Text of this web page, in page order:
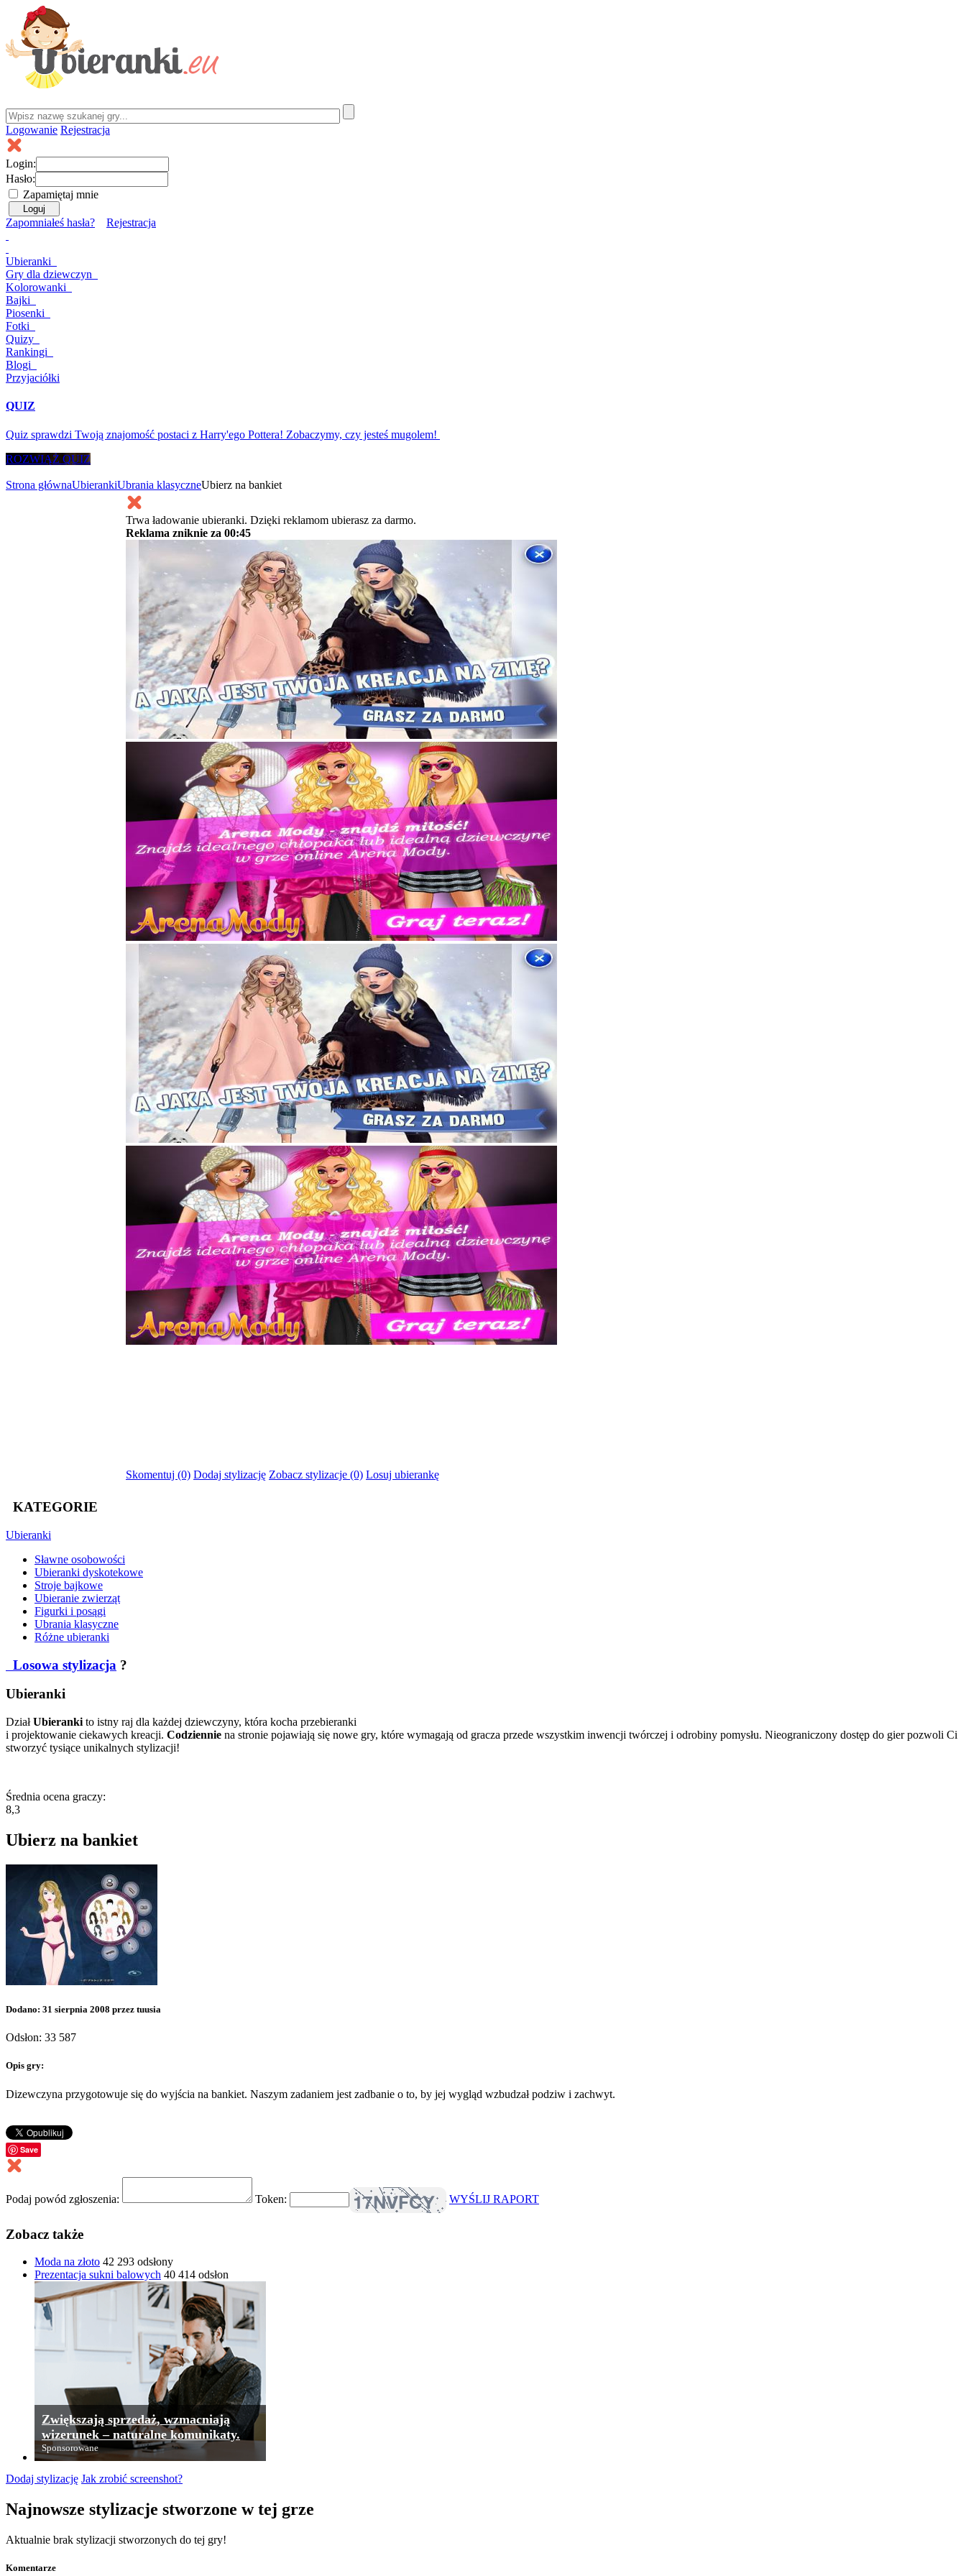
Logowanie Rejestracja
Login:
Hasło:
Zapamiętaj mnie
Zapomniałeś hasła? Rejestracja
Ubieranki
Gry dla dziewczyn
Kolorowanki
Bajki
Piosenki
Fotki
Quizy
Rankingi
Blogi
Przyjaciółki
QUIZ
Quiz sprawdzi Twoją znajomość postaci z Harry'ego Pottera! Zobaczymy, czy jesteś mugolem!
ROZWIĄŻ QUIZ
Strona głównaUbierankiUbrania klasyczneUbierz na bankiet
Trwa ładowanie ubieranki. Dzięki reklamom ubierasz za darmo.
Reklama zniknie za 00:45
Skomentuj (0) Dodaj stylizację Zobacz stylizacje (0) Losuj ubierankę
KATEGORIE
Ubieranki
Sławne osobowości
Ubieranki dyskotekowe
Stroje bajkowe
Ubieranie zwierząt
Figurki i posągi
Ubrania klasyczne
Różne ubieranki
Losowa stylizacja ?
Ubieranki
DziałUbieranki to istny raj dla każdej dziewczyny, która kocha przebieranki
i projektowanie ciekawych kreacji. Codziennie na stronie pojawiają się nowe gry, które wymagają od gracza przede wszystkim inwencji twórczej i odrobiny pomysłu. Nieograniczony dostęp do gier pozwoli Ci
stworzyć tysiące unikalnych stylizacji!
Średnia ocena graczy:
8,3
Ubierz na bankiet
Dodano: 31 sierpnia 2008 przez tuusia
Odsłon: 33 587
Opis gry:
Dizewczyna przygotowuje się do wyjścia na bankiet. Naszym zadaniem jest zadbanie o to, by jej wygląd wzbudzał podziw i zachwyt.
Save
Podaj powód zgłoszenia: Token: WYŚLIJ RAPORT
Zobacz także
Moda na złoto 42 293 odsłony
Prezentacja sukni balowych 40 414 odsłon
Zwiększają sprzedaż, wzmacniają
wizerunek – naturalne komunikaty.
Sponsorowane
Dodaj stylizację Jak zrobić screenshot?
Najnowsze stylizacje stworzone w tej grze
Aktualnie brak stylizacji stworzonych do tej gry!
Komentarze